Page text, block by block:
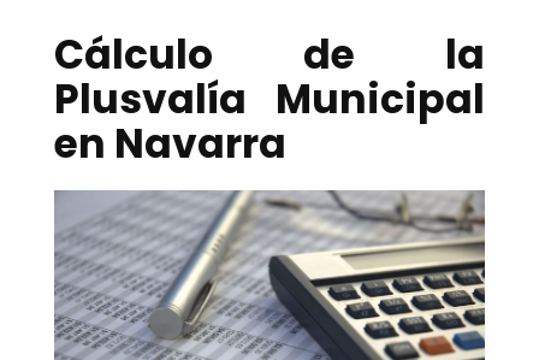
Cálculo de la
Plusvalía Municipal
en Navarra